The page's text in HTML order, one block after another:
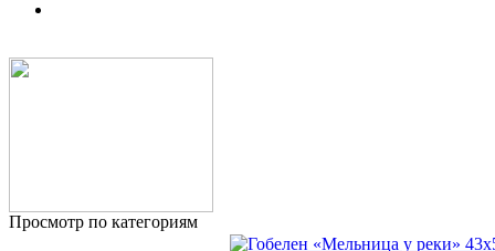
Просмотр по категориям